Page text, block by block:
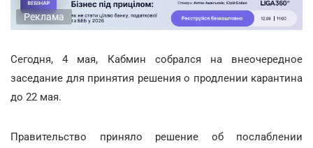
Реклама
Сегодня, 4 мая, Кабмин собрался на внеочередное
заседание для принятия решения о продлении карантина
до 22 мая.
Правительство приняло решение об послаблении